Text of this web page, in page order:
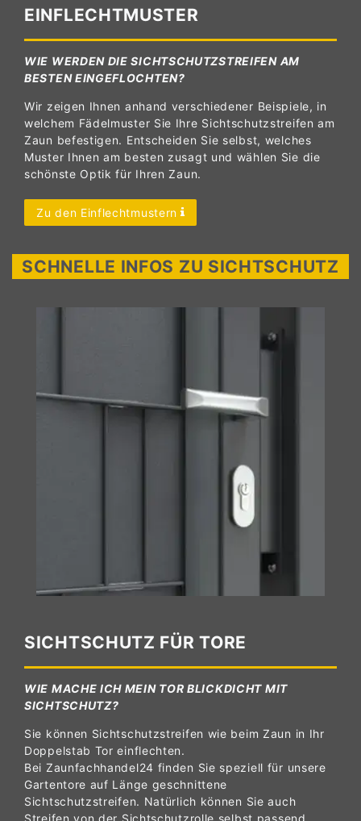
EINFLECHTMUSTER
WIE WERDEN DIE SICHTSCHUTZSTREIFEN AM
BESTEN EINGEFLOCHTEN?
Wir zeigen Ihnen anhand verschiedener Beispiele, in
welchem Fädelmuster Sie Ihre Sichtschutzstreifen am
Zaun befestigen. Entscheiden Sie selbst, welches
Muster Ihnen am besten zusagt und wählen Sie die
schönste Optik für Ihren Zaun.
Zu den Einflechtmustern
SCHNELLE INFOS ZU SICHTSCHUTZ
SICHTSCHUTZ FÜR TORE
WIE MACHE ICH MEIN TOR BLICKDICHT MIT
SICHTSCHUTZ?
Sie können Sichtschutzstreifen wie beim Zaun in Ihr
Doppelstab Tor einflechten.
Bei Zaunfachhandel24 finden Sie speziell für unsere
Gartentore auf Länge geschnittene
Sichtschutzstreifen. Natürlich können Sie auch
Streifen von der Sichtschutzrolle selbst passend